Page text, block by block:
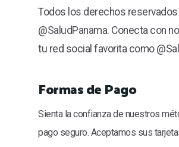
Todos los derechos reservados
@SaludPanama. Conecta con
tu red social favorita como
Formas de Pago
Sienta la confianza de nuestros
pago seguro. Aceptamos sus